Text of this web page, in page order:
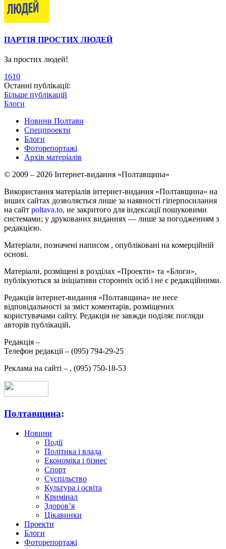
ПАРТІЯ ПРОСТИХ ЛЮДЕЙ
За простих людей!
1610
Останні публікації:
Більше публікацій
Блоги
Новини Полтави
Спецпроекти
Блоги
Фоторепортажі
Архів матеріалів
© 2009 – 2026 Інтернет-видання «Полтавщина»
Використання матеріалів інтернет-видання «Полтавщина» на
інших сайтах дозволяється лише за наявності гіперпосилання
на сайт poltava.to, не закритого для індексації пошуковими
системами; у друкованих виданнях — лише за погодженням з
редакцією.
Матеріали, позначені написом , опубліковані на комерційній
основі.
Матеріали, розміщені в розділах «Проекти» та «Блоги»,
публікуються за ініціативи сторонніх осіб і не є редакційними.
Редакція інтернет-видання «Полтавщина» не несе
відповідальності за зміст коментарів, розміщених
користувачами сайту. Редакція не завжди поділяє погляди
авторів публікацій.
Редакція –
Телефон редакції – (095) 794-29-25
Реклама на сайті – , (095) 750-18-53
Полтавщина:
Новини
Події
Політика і влада
Економіка і бізнес
Спорт
Суспільство
Культура і освіта
Кримінал
Здоров’я
Цікавинки
Проекти
Блоги
Фоторепортажі